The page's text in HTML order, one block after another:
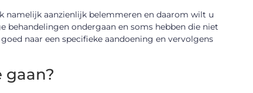
namelijk aanzienlijk belemmeren en daarom wilt u
ondergaan en soms hebben die niet
naar een specifieke aandoening en vervolgens
gaan?